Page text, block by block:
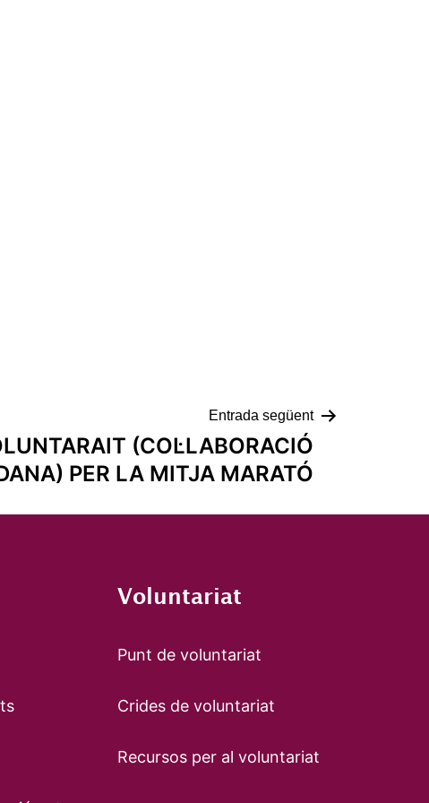
Entrada següent
(COL·LABORACIÓ
PER LA MITJA MARATÓ
Voluntariat
Punt de voluntariat
Crides de voluntariat
Recursos per al voluntariat